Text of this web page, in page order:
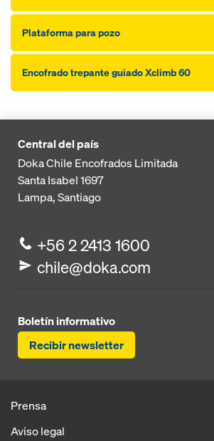
Plataforma para pozo
Encofrado trepante guiado Xclimb 60
Central del país
Doka Chile Encofrados Limitada
Santa Isabel 1697
Lampa, Santiago
+56 2 2413 1600
chile@doka.com
Boletín informativo
Recibir newsletter
Prensa
Aviso legal